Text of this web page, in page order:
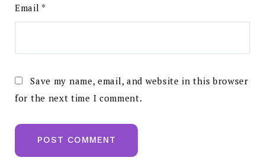
Email *
Save my name, email, and website in this browser
for the next time I comment.